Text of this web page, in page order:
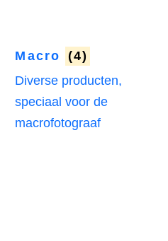
Macro
(4)
Diverse producten,
speciaal voor de
macrofotograaf